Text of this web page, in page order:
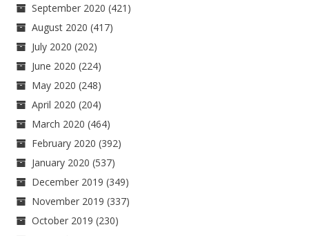
September 2020 (421)
August 2020 (417)
July 2020 (202)
June 2020 (224)
May 2020 (248)
April 2020 (204)
March 2020 (464)
February 2020 (392)
January 2020 (537)
December 2019 (349)
November 2019 (337)
October 2019 (230)